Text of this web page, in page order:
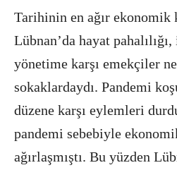
Tarihinin en ağır ekonomik
Lübnan’da hayat
yönetime karşı emekçiler
sokaklardaydı. Pandemi
düzene karşı eylemleri
pandemi sebebiyle
ağırlaşmıştı. Bu yüzden